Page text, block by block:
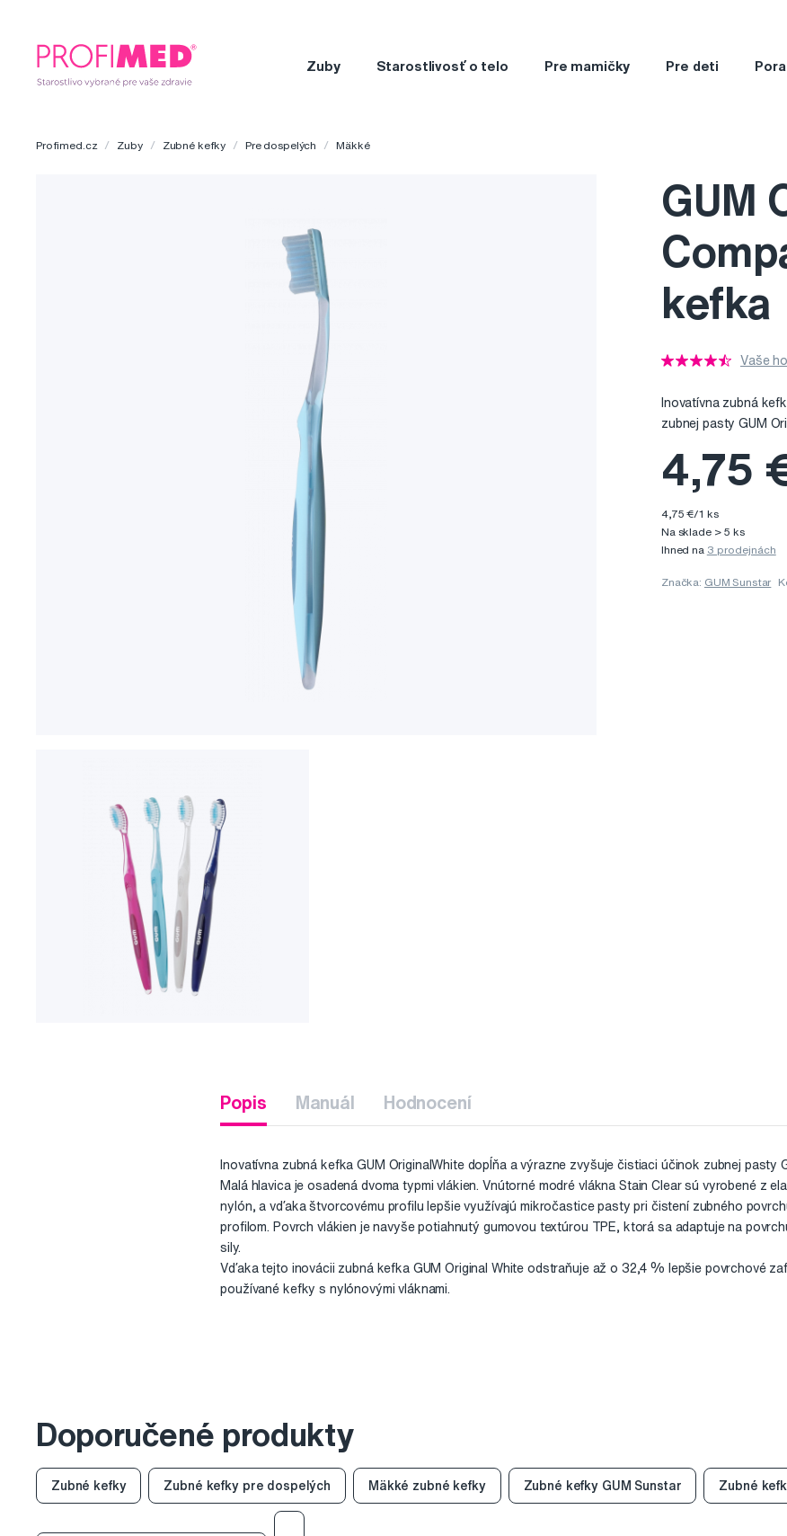
Zuby Starostlivosť o telo Pre mamičky Pre deti
Profimed.cz Zuby Zubné kefky Pre dospelých Mäkké
GUM
kefka
Vaše
Inovatívna zubná
zubnej pasty GUM
4,75
4,75 €/1 ks
Na sklade > 5 ks
Ihned na 3 prodejnách
Značka: GUM Sunstar
Popis Manuál Hodnocení
Inovatívna zubná kefka GUM OriginalWhite dopĺňa a výrazne zvyšuje čistiaci účinok zubnej pasty
Malá hlavica je osadená dvoma typmi vlákien. Vnútorné modré vlákna Stain Clear sú vyrobené z
nylón, a vďaka štvorcovému profilu lepšie využívajú mikročastice pasty pri čistení zubného
profilom. Povrch vlákien je navyše potiahnutý gumovou textúrou TPE, ktorá sa adaptuje na
sily.
Vďaka tejto inovácii zubná kefka GUM Original White odstraňuje až o 32,4 % lepšie povrchové
používané kefky s nylónovými vláknami.
Doporučené produkty
Zubné kefky Zubné kefky pre dospelých Mäkké zubné kefky Zubné kefky GUM Sunstar Zubné